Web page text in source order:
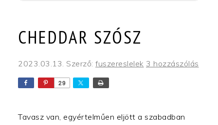
CHEDDAR SZÓSZ
2023.03.13. Szerző: fuszereslelek 3 hozzászólás
29
Tavasz van, egyértelműen eljött a szabadban